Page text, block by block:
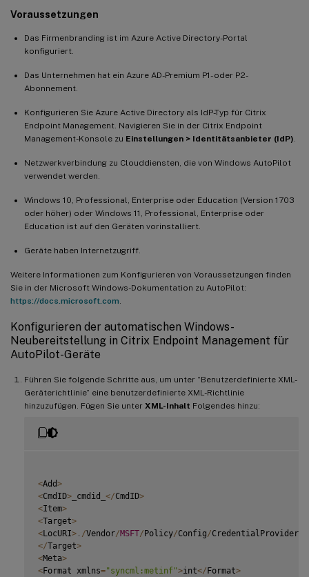
Voraussetzungen
Das Firmenbranding ist im Azure Active Directory-Portal
konfiguriert.
Das Unternehmen hat ein Azure AD-Premium P1- oder P2-
Abonnement.
Konfigurieren Sie Azure Active Directory als IdP-Typ für Citrix
Endpoint Management. Navigieren Sie in der Citrix Endpoint
Management-Konsole zu Einstellungen > Identitätsanbieter (IdP).
Netzwerkverbindung zu Clouddiensten, die von Windows AutoPilot
verwendet werden.
Windows 10, Professional, Enterprise oder Education (Version 1703
oder höher) oder Windows 11, Professional, Enterprise oder
Education ist auf den Geräten vorinstalliert.
Geräte haben Internetzugriff.
Weitere Informationen zum Konfigurieren von Voraussetzungen finden
Sie in der Microsoft Windows-Dokumentation zu AutoPilot:
https://docs.microsoft.com.
Konfigurieren der automatischen Windows-
Neubereitstellung in Citrix Endpoint Management für
AutoPilot-Geräte
Führen Sie folgende Schritte aus, um unter “Benutzerdefinierte XML-
Geräterichtlinie” eine benutzerdefinierte XML-Richtlinie
hinzuzufügen. Fügen Sie unter XML-Inhalt Folgendes hinzu:
<Add>
<CmdID> _cmdid_ </CmdID>
<Item>
<Target>
<LocURI> . /Vendor/MSFT/Policy/Config/CredentialProviders
</Target>
<Meta>
<Format xmlns="syncml:metinf">int</Format>